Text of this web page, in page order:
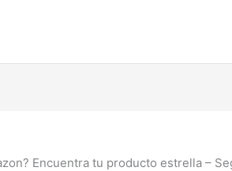
Encuentra tu producto estrella –